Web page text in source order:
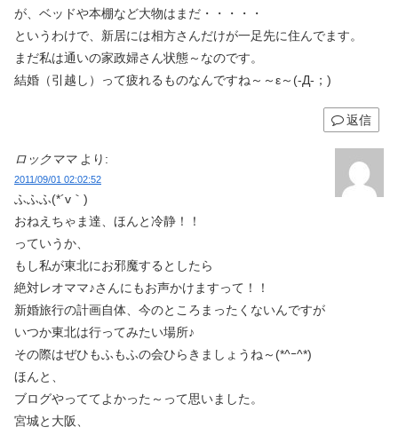
が、ベッドや本棚など大物はまだ・・・・・
というわけで、新居には相方さんだけが一足先に住んでます。
まだ私は通いの家政婦さん状態～なのです。
結婚（引越し）って疲れるものなんですね～～ε～(‐Д‐；)
返信
ロックママ より:
2011/09/01 02:02:52
ふふふ(*´v｀)
おねえちゃま達、ほんと冷静！！
っていうか、
もし私が東北にお邪魔するとしたら
絶対レオママ♪さんにもお声かけますって！！
新婚旅行の計画自体、今のところまったくないんですが
いつか東北は行ってみたい場所♪
その際はぜひもふもふの会ひらきましょうね～(*^ｰ^*)
ほんと、
ブログやっててよかった～って思いました。
宮城と大阪、